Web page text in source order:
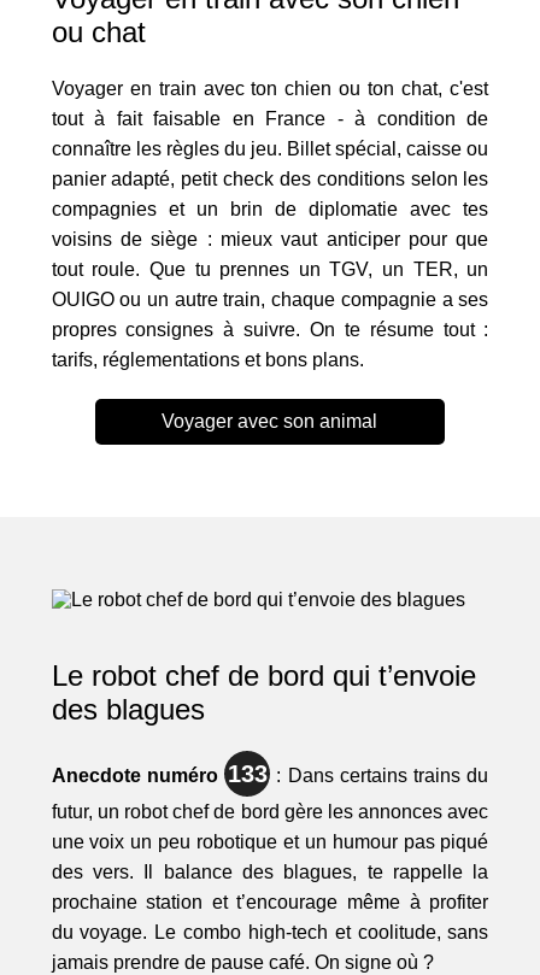
ou chat
Voyager en train avec ton chien ou ton chat, c'est
tout à fait faisable en France - à condition de
connaître les règles du jeu. Billet spécial, caisse ou
panier adapté, petit check des conditions selon les
compagnies et un brin de diplomatie avec tes
voisins de siège : mieux vaut anticiper pour que
tout roule. Que tu prennes un TGV, un TER, un
OUIGO ou un autre train, chaque compagnie a ses
propres consignes à suivre. On te résume tout :
tarifs, réglementations et bons plans.
Voyager avec son animal
Le robot chef de bord qui t’envoie
des blagues
Anecdote numéro 133 : Dans certains trains du
futur, un robot chef de bord gère les annonces avec
une voix un peu robotique et un humour pas piqué
des vers. Il balance des blagues, te rappelle la
prochaine station et t’encourage même à profiter
du voyage. Le combo high-tech et coolitude, sans
jamais prendre de pause café. On signe où ?